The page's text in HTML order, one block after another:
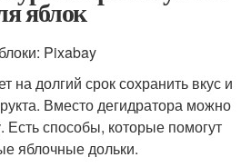
яблок
Pixabay
на долгий срок сохранить вкус и
Вместо дегидратора можно
Есть способы, которые помогут
яблочные дольки.